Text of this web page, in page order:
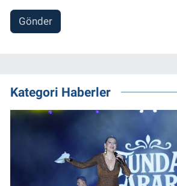
Gönder
Kategori Haberler